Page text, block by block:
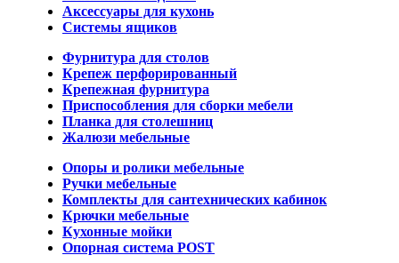
Аксессуары для кухонь
Системы ящиков
Фурнитура для столов
Крепеж перфорированный
Крепежная фурнитура
Приспособления для сборки мебели
Планка для столешниц
Жалюзи мебельные
Опоры и ролики мебельные
Ручки мебельные
Комплекты для сантехнических кабинок
Крючки мебельные
Кухонные мойки
Опорная система POST